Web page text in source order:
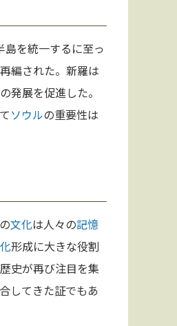
島を統一するに至っ
編された。新羅は
発展を促進した。
ソウルの重要性は
の文化は人々の記憶
形成に大きな役割
史が再び注目を集
してきた証でもあ